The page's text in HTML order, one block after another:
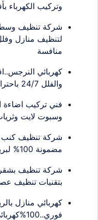
وتركيب الكهرباء
لتنظيف منازل
منافسة
كهربائي
والفلل 24/7 باحترافية اتصل الان
فني تركيب اضاءة
وسبوت لايت
شركة تنظيف كنب
مضمونة 100% لبريق أثاثك اتصل الان
بتقنيات تنظيف عصرية